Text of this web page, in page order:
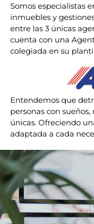
Somos especialistas
inmuebles y
entre las 3 únicas
cuenta con una
colegiada en su
Entendemos que
personas con
únicas. Ofreciendo
adaptada a cada